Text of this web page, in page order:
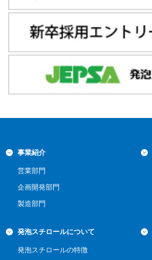
事業紹介
営業部門
企画開発部門
製造部門
発泡スチロールについて
発泡スチロールの特徴